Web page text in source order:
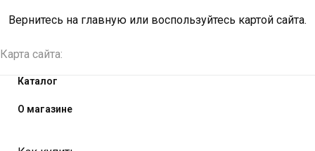
Вернитесь на главную или воспользуйтесь картой сайта.
Карта сайта:
Каталог
О магазине